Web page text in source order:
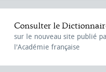
Consulter le
sur le nouveau site publié
l'Académie française